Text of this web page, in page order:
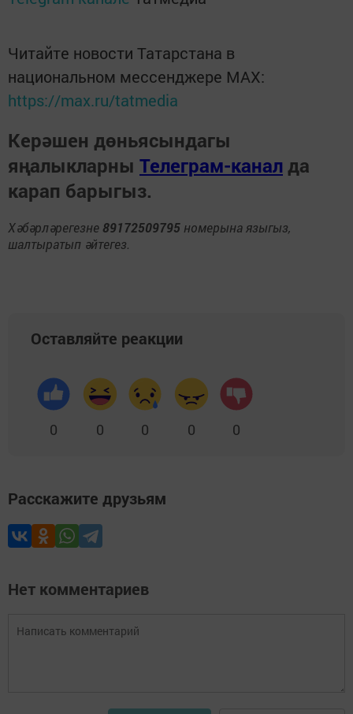
Читайте новости Татарстана в
национальном мессенджере MАХ:
https://max.ru/tatmedia
Керәшен дөньясындагы
яңалыкларны Телеграм-канал да
карап барыгыз.
Хәбәрләрегезне 89172509795 номерына языгыз,
шалтыратып әйтегез.
Оставляйте реакции
0 0 0 0 0
Расскажите друзьям
Нет комментариев